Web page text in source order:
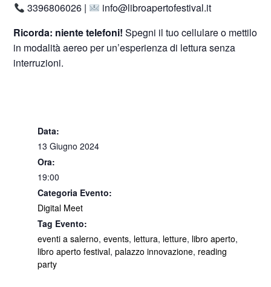
3396806026 |
info@libroapertofestival.it
Ricorda: niente telefoni!Spegni il tuo cellulare o mettilo
in modalità aereo per un’esperienza di lettura senza
interruzioni.
Data:
13 Giugno 2024
Ora:
19:00
Categoria Evento:
Digital Meet
Tag Evento:
eventi a salerno,events, lettura, letture, libro aperto,
libro aperto festival,palazzo innovazione, reading
party